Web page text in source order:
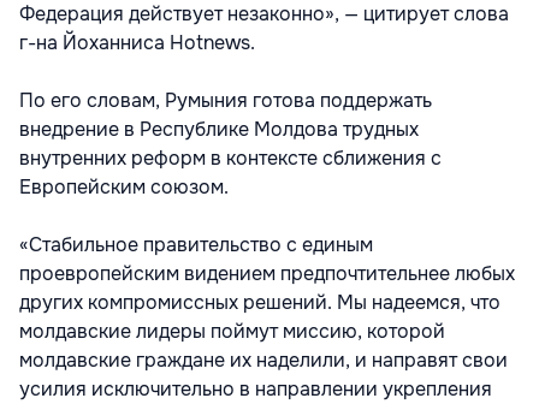
Федерация действует незаконно», — цитирует слова
г-на Йоханниса Hotnews.
По его словам, Румыния готова поддержать
внедрение в Республике Молдова трудных
внутренних реформ в контексте сближения с
Европейским союзом.
«Стабильное правительство с единым
проевропейским видением предпочтительнее любых
других компромиссных решений. Мы надеемся, что
молдавские лидеры поймут миссию, которой
молдавские граждане их наделили, и направят свои
усилия исключительно в направлении укрепления